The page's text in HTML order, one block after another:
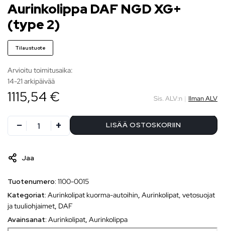
Aurinkolippa DAF NGD XG+
(type 2)
Tilaustuote
Arvioitu toimitusaika:
14-21 arkipäivää
1115,54 € Sis. ALV:n | Ilman ALV
LISÄÄ OSTOSKORIIN
Jaa
Tuotenumero: 1100-0015
Kategoriat: Aurinkolipat kuorma-autoihin, Aurinkolipat, vetosuojat
ja tuuliohjaimet, DAF
Avainsanat: Aurinkolipat, Aurinkolippa